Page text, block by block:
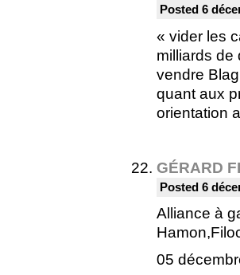
Posted 6
« vider les
milliards de
vendre
quant aux
orientation
GÉRARD
Posted 6
Alliance à
05